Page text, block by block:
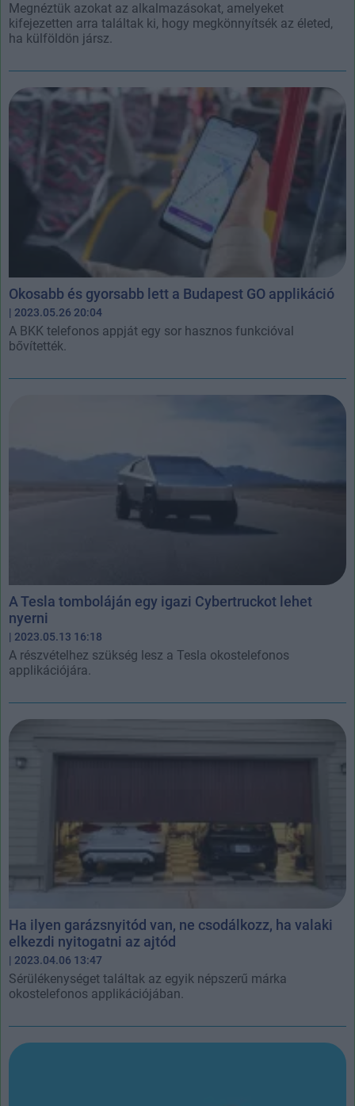
Megnéztük azokat az alkalmazásokat, amelyeket
kifejezetten arra találtak ki, hogy megkönnyítsék az életed,
ha külföldön jársz.
Okosabb és gyorsabb lett a Budapest GO applikáció
| 2023.05.26 20:04
A BKK telefonos appját egy sor hasznos funkcióval
bővítették.
A Tesla tomboláján egy igazi Cybertruckot lehet
nyerni
| 2023.05.13 16:18
A részvételhez szükség lesz a Tesla okostelefonos
applikációjára.
Ha ilyen garázsnyitód van, ne csodálkozz, ha valaki
elkezdi nyitogatni az ajtód
| 2023.04.06 13:47
Sérülékenységet találtak az egyik népszerű márka
okostelefonos applikációjában.